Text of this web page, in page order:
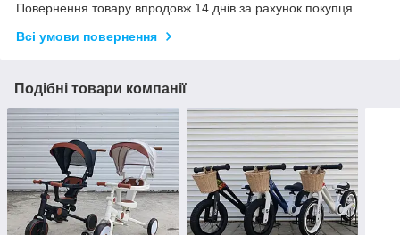
Повернення товару впродовж 14 днів за рахунок покупця
Всі умови повернення
Подібні товари компанії